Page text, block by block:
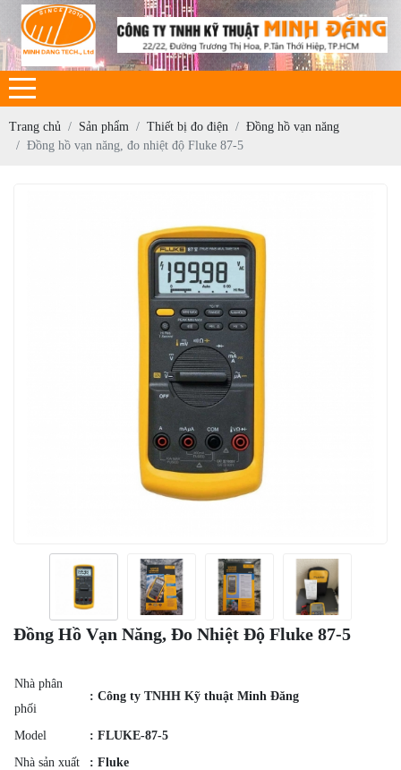
Trang chủ Sản phẩm Thiết bị đo điện
Đồng hồ vạn năng
Đồng hồ vạn năng, đo nhiệt độ Fluke 87-5
Đồng Hồ Vạn Năng, Đo Nhiệt Độ Fluke 87-5
Nhà phân
phối
: Công ty TNHH Kỹ thuật Minh Đăng
Model
: FLUKE-87-5
Nhà sản xuất
: Fluke